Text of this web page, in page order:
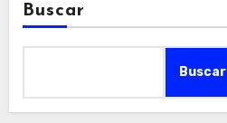
Buscar
Buscar